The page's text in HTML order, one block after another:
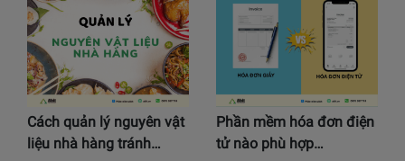
Cách quản lý nguyên vật
liệu nhà hàng tránh…
Phần mềm hóa đơn điện
tử nào phù hợp…